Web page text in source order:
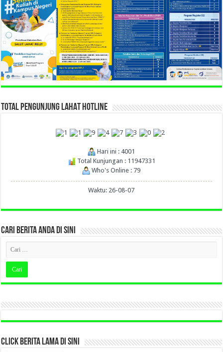
TOTAL PENGUNJUNG LAHAT HOTLINE
Hari ini : 4001
Total Kunjungan : 11947331
Who's Online : 79
Waktu: 26-08-07
CARI BERITA ANDA DI SINI
CLICK BERITA LAMA DI SINI